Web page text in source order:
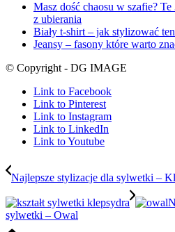
Masz dość chaosu w szafie?
z ubierania
Biały t-shirt – jak stylizować
Jeansy – fasony które warto
© Copyright - DG IMAGE
Link to Facebook
Link to Pinterest
Link to Instagram
Link to LinkedIn
Link to Youtube
Najlepsze stylizacje dla sylwetki –
sylwetki – Owal